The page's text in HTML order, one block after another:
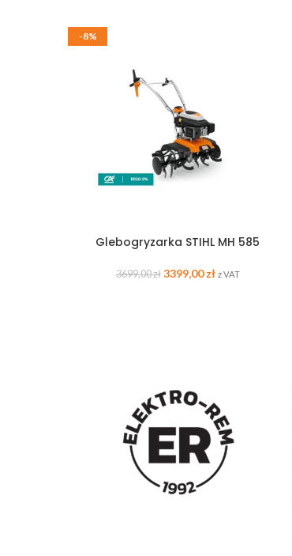
-8%
Glebogryzarka STIHL MH 585
3699,00zł 3399,00zł z VAT